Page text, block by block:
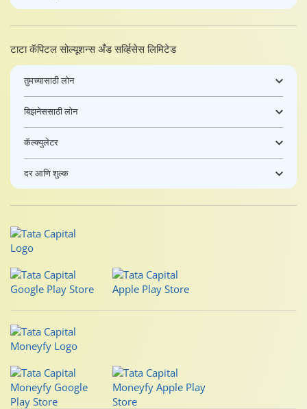
टाटा कॅपिटल सोल्यूशन्स अँड सर्व्हिसेस लिमिटेड
तुमच्यासाठी लोन
बिझनेससाठी लोन
कॅल्क्युलेटर
दर आणि शुल्क